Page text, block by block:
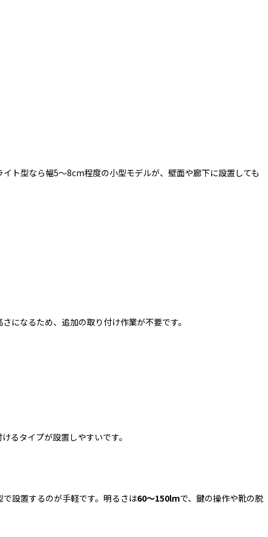
ト型なら幅5〜8cm程度の小型モデルが、壁面や廊下に設置しても
になるため、追加の取り付け作業が不要です。
るタイプが設置しやすいです。
設置するのが手軽です。明るさは60〜150lmで、鍵の操作や靴の脱